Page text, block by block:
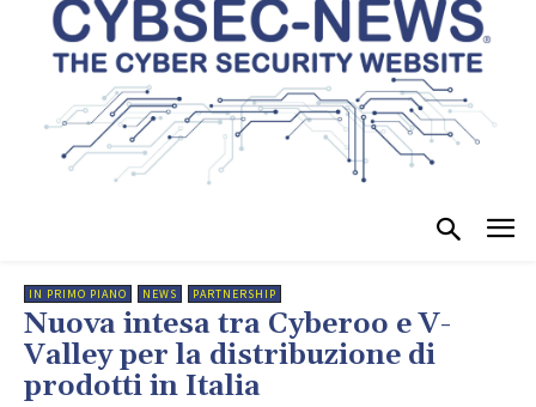
IN PRIMO PIANO NEWS PARTNERSHIP
Nuova intesa tra Cyberoo e V-
Valley per la distribuzione di
prodotti in Italia